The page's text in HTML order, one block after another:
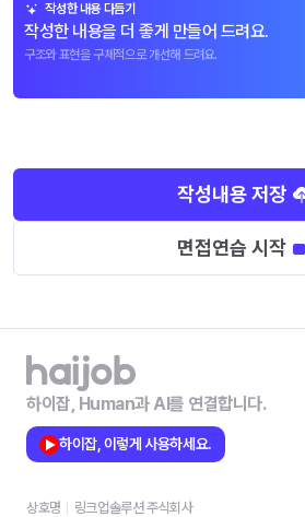
작성한 내용 다듬기
작성한 내용을 더 좋게 만들어 드려요.
구조와 표현을 구체적으로 개선해 드려요.
작성내용 저장
면접연습 시작
하이잡, Human과 AI를 연결합니다.
하이잡, 이렇게 사용하세요.
상호명
링크업솔루션 주식회사